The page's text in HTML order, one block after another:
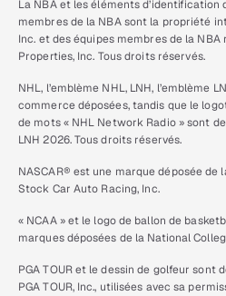
La NBA et les éléments d’identification
membres de la NBA sont la propriété
Inc. et des équipes membres de la
Properties, Inc. Tous droits réservés.
NHL, l’emblème NHL, LNH, l’emblème
commerce déposées, tandis que le
de mots « NHL Network Radio » sont
LNH 2026. Tous droits réservés.
NASCAR® est une marque déposée de
Stock Car Auto Racing, Inc.
« NCAA » et le logo de ballon de
marques déposées de la National
PGA TOUR et le dessin de golfeur sont
PGA TOUR, Inc., utilisées avec sa